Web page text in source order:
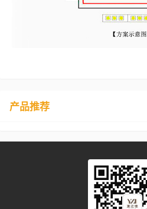
产品推荐